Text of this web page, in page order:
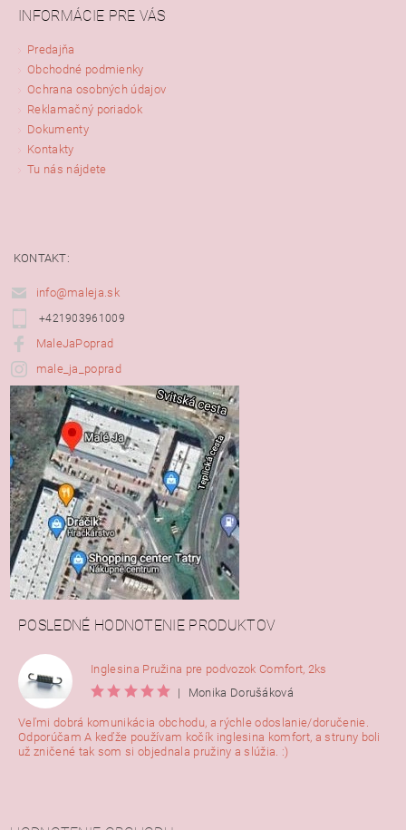
INFORMÁCIE PRE VÁS
Predajňa
Obchodné podmienky
Ochrana osobných údajov
Reklamačný poriadok
Dokumenty
Kontakty
Tu nás nájdete
KONTAKT:
info@maleja.sk
+421903961009
MaleJaPoprad
male_ja_poprad
POSLEDNÉ HODNOTENIE PRODUKTOV
Inglesina Pružina pre podvozok Comfort, 2ks
|
Monika Dorušáková
Veľmi dobrá komunikácia obchodu, a rýchle odoslanie/doručenie.
Odporúčam A keďže používam kočík inglesina komfort, a struny boli
už zničené tak som si objednala pružiny a slúžia. :)